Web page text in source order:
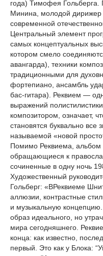
года) Тимофея
Минина, молодой дирижер
современной
Центральный элемент
самых концептуальных
котором смело
авангарда), техники
традиционными для
фортепиано, ансамбль
бас-гитара). Реквием —
выражений
композитором, означает,
становятся буквально все
называемой «новой
Помимо Реквиема, альбом
обращающиеся к
сочиненные в одну ночь
Художественный
Гольберг: «ВРеквиеме
аллюзии, контрастные
и музыкальную
образ идеального, но
мира сегодняшнего.
конца: как известно,
первый. Это как у Блока: